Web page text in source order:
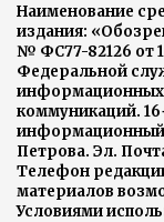
Наименование
издания:
№ ФС77-82126 от
Федеральной
информационных
коммуникаций.
информационный
Петрова. Эл.
Телефон
материалов
Условиями